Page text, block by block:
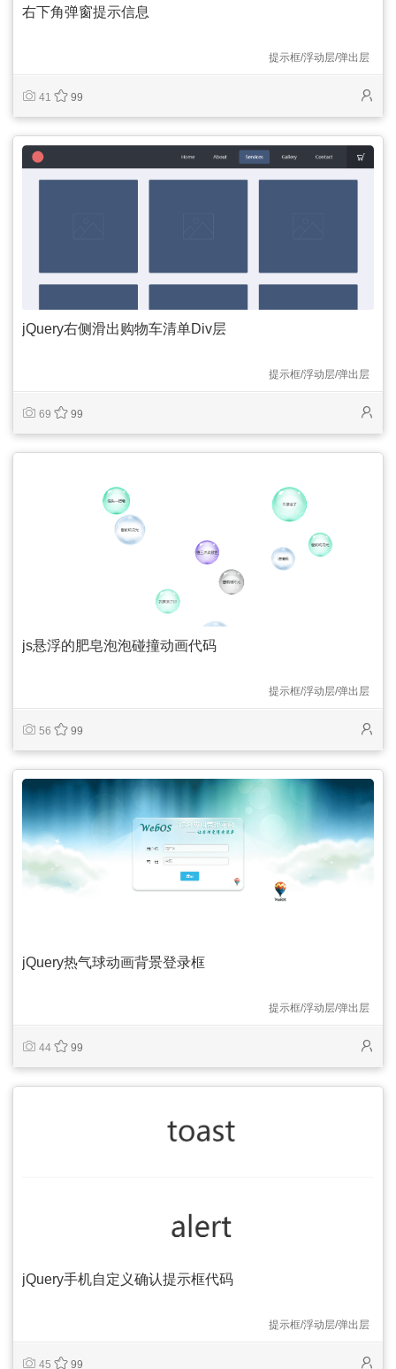
右下角弹窗提示信息
提示框/浮动层/弹出层
41 99
jQuery右侧滑出购物车清单Div层
提示框/浮动层/弹出层
69 99
js悬浮的肥皂泡泡碰撞动画代码
提示框/浮动层/弹出层
56 99
jQuery热气球动画背景登录框
提示框/浮动层/弹出层
44 99
jQuery手机自定义确认提示框代码
提示框/浮动层/弹出层
45 99